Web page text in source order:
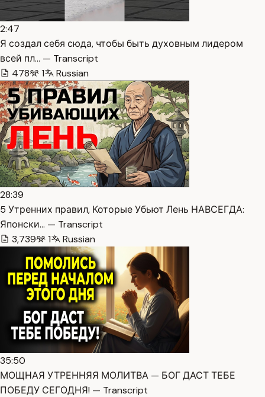
2:47
Я создал себя сюда, чтобы быть духовным лидером
всей пл… — Transcript
478
1 Russian
28:39
5 Утренних правил, Которые Убьют Лень НАВСЕГДА:
Японски… — Transcript
3,739
1 Russian
35:50
МОЩНАЯ УТРЕННЯЯ МОЛИТВА — БОГ ДАСТ ТЕБЕ
ПОБЕДУ СЕГОДНЯ! — Transcript